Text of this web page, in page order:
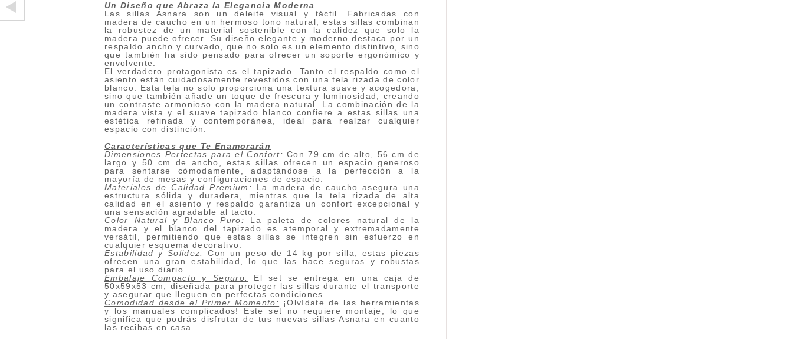
Un Diseño que Abraza la Elegancia Moderna
Las sillas Asnara son un deleite visual y táctil. Fabricadas con
madera de caucho en un hermoso tono natural, estas sillas combinan
la robustez de un material sostenible con la calidez que solo la
madera puede ofrecer. Su diseño elegante y moderno destaca por un
respaldo ancho y curvado, que no solo es un elemento distintivo, sino
que también ha sido pensado para ofrecer un soporte ergonómico y
envolvente.
El verdadero protagonista es el tapizado. Tanto el respaldo como el
asiento están cuidadosamente revestidos con una tela rizada de color
blanco. Esta tela no solo proporciona una textura suave y acogedora,
sino que también añade un toque de frescura y luminosidad, creando
un contraste armonioso con la madera natural. La combinación de la
madera vista y el suave tapizado blanco confiere a estas sillas una
estética refinada y contemporánea, ideal para realzar cualquier
espacio con distinción.
Características que Te Enamorarán
Dimensiones Perfectas para el Confort: Con 79 cm de alto, 56 cm de
largo y 50 cm de ancho, estas sillas ofrecen un espacio generoso
para sentarse cómodamente, adaptándose a la perfección a la
mayoría de mesas y configuraciones de espacio.
Materiales de Calidad Premium: La madera de caucho asegura una
estructura sólida y duradera, mientras que la tela rizada de alta
calidad en el asiento y respaldo garantiza un confort excepcional y
una sensación agradable al tacto.
Color Natural y Blanco Puro: La paleta de colores natural de la
madera y el blanco del tapizado es atemporal y extremadamente
versátil, permitiendo que estas sillas se integren sin esfuerzo en
cualquier esquema decorativo.
Estabilidad y Solidez: Con un peso de 14 kg por silla, estas piezas
ofrecen una gran estabilidad, lo que las hace seguras y robustas
para el uso diario.
Embalaje Compacto y Seguro: El set se entrega en una caja de
50x59x53 cm, diseñada para proteger las sillas durante el transporte
y asegurar que lleguen en perfectas condiciones.
Comodidad desde el Primer Momento: ¡Olvídate de las herramientas
y los manuales complicados! Este set no requiere montaje, lo que
significa que podrás disfrutar de tus nuevas sillas Asnara en cuanto
las recibas en casa.